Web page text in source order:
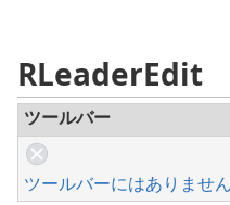
RLeaderEdit
ツールバー
ツールバーにはありません